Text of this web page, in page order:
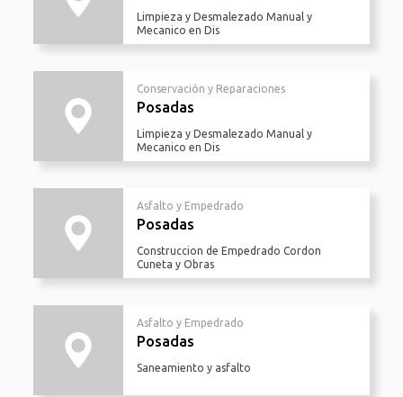
Limpieza y Desmalezado Manual y
Mecanico en Dis
Conservación y Reparaciones
Posadas
Limpieza y Desmalezado Manual y
Mecanico en Dis
Asfalto y Empedrado
Posadas
Construccion de Empedrado Cordon
Cuneta y Obras
Asfalto y Empedrado
Posadas
Saneamiento y asfalto